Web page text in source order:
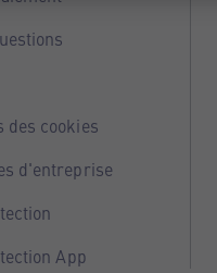
des cookies
d'entreprise
App